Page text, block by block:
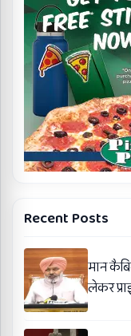
Recent Posts
मान
लेकर